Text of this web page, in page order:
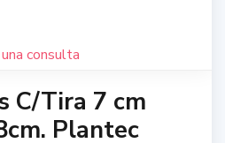
consulta
C/Tira 7 cm
Plantec